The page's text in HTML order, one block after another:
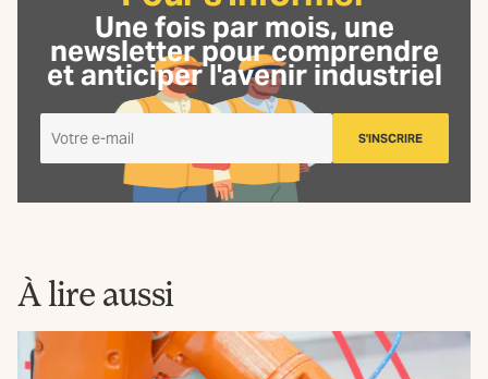
Une fois par mois, une
newsletterpour comprendre
et anticiper l'avenir industriel
m'inscris
à
S'INSCRIRE
À lire aussi